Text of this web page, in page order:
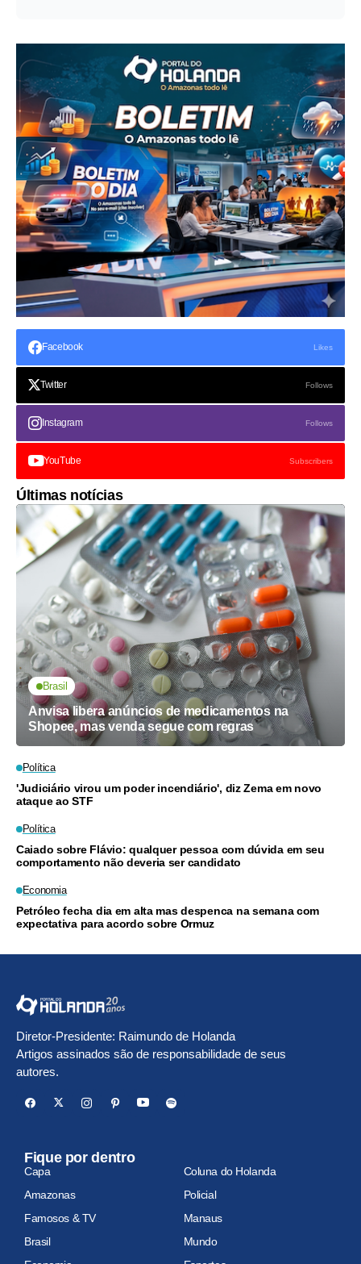
Facebook Likes
Twitter Follows
Instagram Follows
YouTube Subscribers
Últimas notícias
Brasil
Anvisa libera anúncios de medicamentos na
Shopee, mas venda segue com regras
Política
'Judiciário virou um poder incendiário', diz Zema em novo
ataque ao STF
Política
Caiado sobre Flávio: qualquer pessoa com dúvida em seu
comportamento não deveria ser candidato
Economia
Petróleo fecha dia em alta mas despenca na semana com
expectativa para acordo sobre Ormuz
Diretor-Presidente: Raimundo de Holanda
Artigos assinados são de responsabilidade de seus
autores.
Fique por dentro
Capa
Coluna do Holanda
Amazonas
Policial
Famosos & TV
Manaus
Brasil
Mundo